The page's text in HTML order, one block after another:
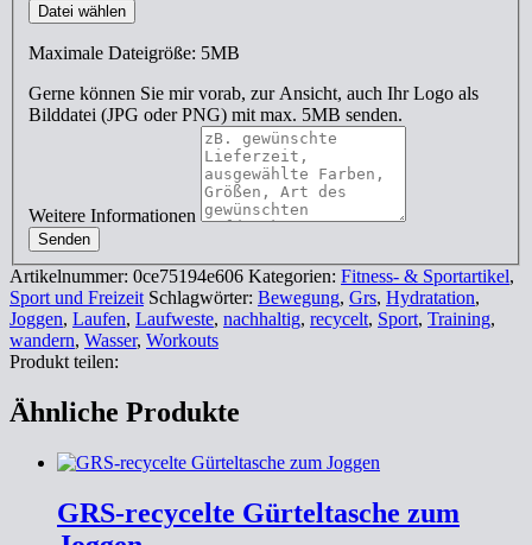
Datei wählen
Maximale Dateigröße: 5MB
Gerne können Sie mir vorab, zur Ansicht, auch Ihr Logo als
Bilddatei (JPG oder PNG) mit max. 5MB senden.
Weitere Informationen
Senden
Artikelnummer: 0ce75194e606 Kategorien: Fitness- & Sportartikel,
Sport und Freizeit Schlagwörter: Bewegung, Grs, Hydratation,
Joggen, Laufen, Laufweste, nachhaltig, recycelt, Sport, Training,
wandern, Wasser, Workouts
Produkt teilen:
Ähnliche Produkte
GRS-recycelte Gürteltasche zum